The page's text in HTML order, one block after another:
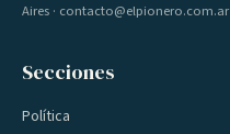
Aires · contacto@elpionero.com.ar
Secciones
Política